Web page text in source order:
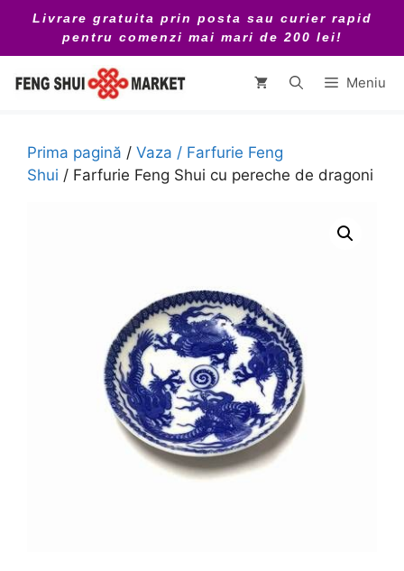
conținut
Livrare gratuita prin posta sau curier rapid
pentru comenzi mai mari de 200 lei!
Meniu
Prima pagină / Vaza / Farfurie Feng
Shui / Farfurie Feng Shui cu pereche de dragoni